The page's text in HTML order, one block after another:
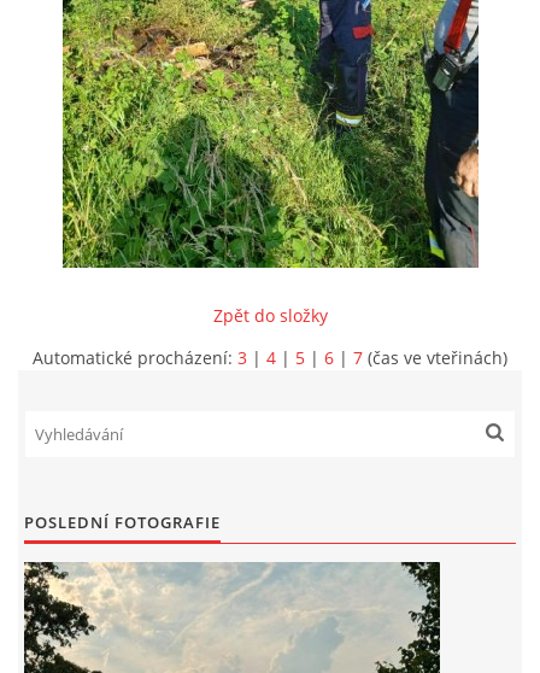
INFORMACE
326 00 Plzeň
hasicikoterov@email.cz
© 2026 eStránky.cz |WebSlice Aktualizováno: 4. 8. 2026
Zpět do složky
Automatické procházení: 3 | 4 | 5 | 6 | 7 (čas ve vteřinách)
POSLEDNÍ FOTOGRAFIE